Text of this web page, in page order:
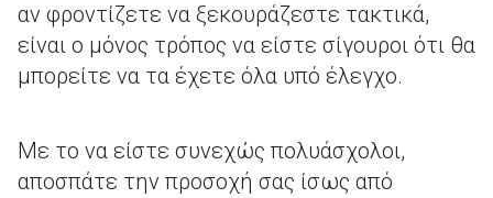
αν φροντίζετε να ξεκουράζεστε τακτικά,
είναι ο μόνος τρόπος να είστε σίγουροι ότι θα
μπορείτε να τα έχετε όλα υπό έλεγχο.
Με το να είστε συνεχώς πολυάσχολοι,
αποσπάτε την προσοχή σας ίσως από